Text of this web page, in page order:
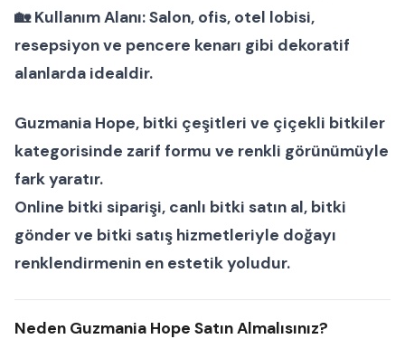
🏡Kullanım Alanı:Salon, ofis, otel lobisi,
resepsiyon ve pencere kenarı gibi dekoratif
alanlarda idealdir.
Guzmania Hope, bitki çeşitleri ve çiçekli bitkiler
kategorisinde zarif formu ve renkli görünümüyle
fark yaratır.
Online bitki siparişi, canlı bitki satın al, bitki
gönderve bitki satış hizmetleriyle doğayı
renklendirmenin en estetik yoludur.
Neden Guzmania Hope Satın Almalısınız?